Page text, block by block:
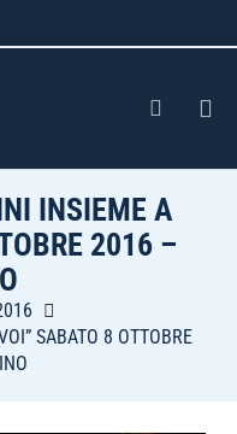
INSIEME A
2016 –
SABATO 8 OTTOBRE